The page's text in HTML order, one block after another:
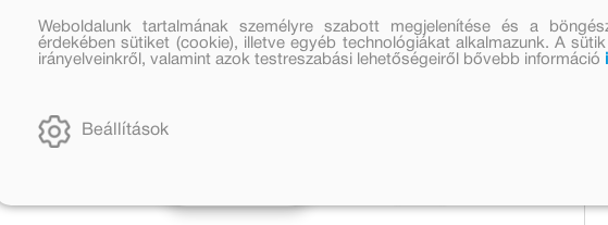
#évszakok
1 399 Ft
1 147 Ft
Készleten
Weboldalunk tartalmának személyre szabott megjelenítése és a
érdekében sütiket (cookie), illetve egyéb technológiákat alkalmazunk. A
irányelveinkről, valamint azok testreszabási lehetőségeiről bővebb információ
Beállítások